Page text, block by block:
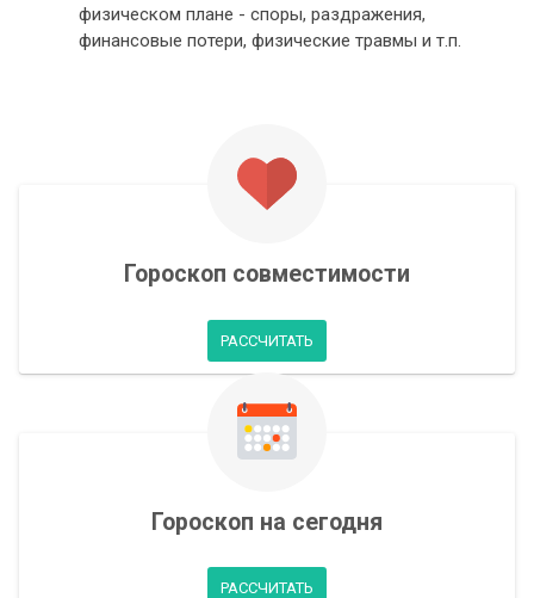
физическом плане - споры, раздражения,
финансовые потери, физические травмы и т.п.
Гороскоп совместимости
РАССЧИТАТЬ
Гороскоп на сегодня
РАССЧИТАТЬ